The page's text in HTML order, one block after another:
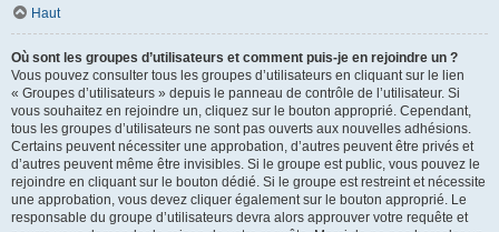
Haut
Où sont les groupes d’utilisateurs et comment puis-je en rejoindre un ?
Vous pouvez consulter tous les groupes d’utilisateurs en cliquant sur le lien
« Groupes d’utilisateurs » depuis le panneau de contrôle de l’utilisateur. Si
vous souhaitez en rejoindre un, cliquez sur le bouton approprié. Cependant,
tous les groupes d’utilisateurs ne sont pas ouverts aux nouvelles adhésions.
Certains peuvent nécessiter une approbation, d’autres peuvent être privés et
d’autres peuvent même être invisibles. Si le groupe est public, vous pouvez le
rejoindre en cliquant sur le bouton dédié. Si le groupe est restreint et nécessite
une approbation, vous devez cliquer également sur le bouton approprié. Le
responsable du groupe d’utilisateurs devra alors approuver votre requête et